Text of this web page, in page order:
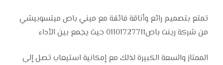
تمتع بتصميم رائع وأناقة فائقة مع ميني باص ميتسوبيشي
من شركة رينت باص01101727711 حيث يجمع بين الأداء
الممتاز والسعة الكبيرة لذلك مع إمكانية استيعاب تصل إلى